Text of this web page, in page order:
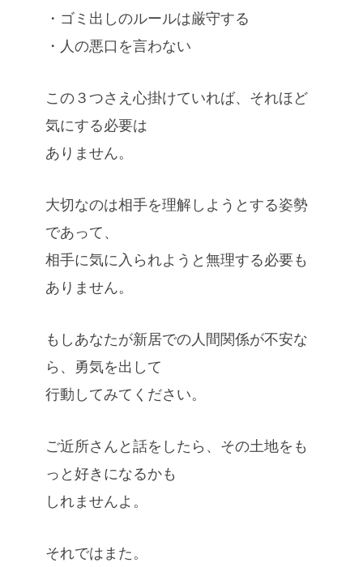
・ゴミ出しのルールは厳守する
・人の悪口を言わない
この３つさえ心掛けていれば、それほど
気にする必要は
ありません。
大切なのは相手を理解しようとする姿勢
であって、
相手に気に入られようと無理する必要も
ありません。
もしあなたが新居での人間関係が不安な
ら、勇気を出して
行動してみてください。
ご近所さんと話をしたら、その土地をも
っと好きになるかも
しれませんよ。
それではまた。